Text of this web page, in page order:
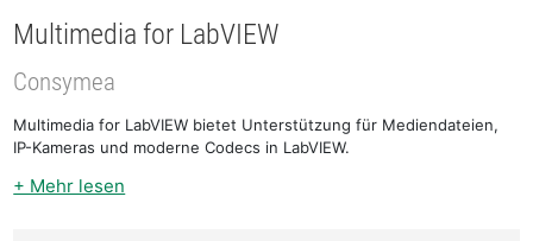
Multimedia for LabVIEW
Consymea
Multimedia for LabVIEW bietet Unterstützung für Mediendateien,
IP-Kameras und moderne Codecs in LabVIEW.
+ Mehr lesen